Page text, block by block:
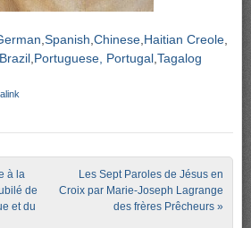
Spanish Chinese Haitian Creole
Portuguese, Portugal Tagalog
à la
de
et du
Les Sept Paroles de Jésus en
Croix par Marie-Joseph Lagrange
des frères Prêcheurs »